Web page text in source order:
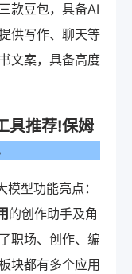
款豆包，具备AI
供写作、聊天等
文案，具备高度
具推荐!保姆
型功能亮点：
的创作助手及角
职场、创作、编
块都有多个应用